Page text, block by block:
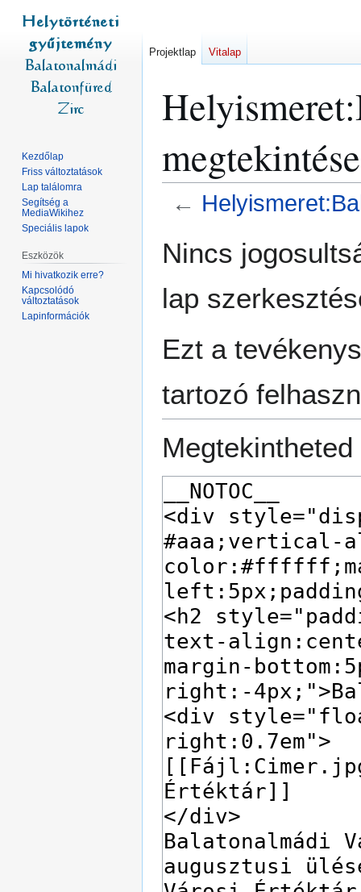
megtekintése
←
Nincs
lap
Ezt a
tartozó
Projektlap Vitalap
Kezdőlap
Friss változtatások
Lap találomra
Segítség a
MediaWikihez
Speciális lapok
Eszközök
Mi hivatkozik erre?
Kapcsolódó
változtatások
Lapinformációk